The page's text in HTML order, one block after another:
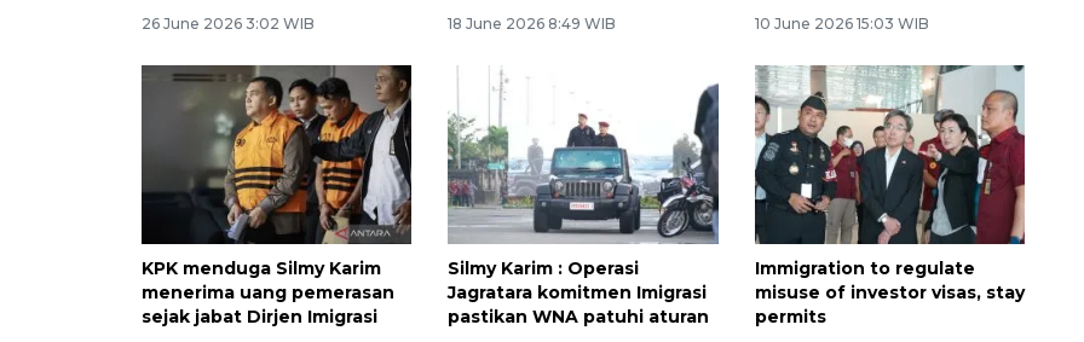
26 June 2026 3:02 WIB 18 June 2026 8:49 WIB 10 June 2026 15:03 WIB
KPK menduga Silmy Karim
menerima uang pemerasan
sejak jabat Dirjen Imigrasi
Silmy Karim : Operasi
Jagratara komitmen Imigrasi
pastikan WNA patuhi aturan
Immigration to regulate
misuse of investor visas, stay
permits